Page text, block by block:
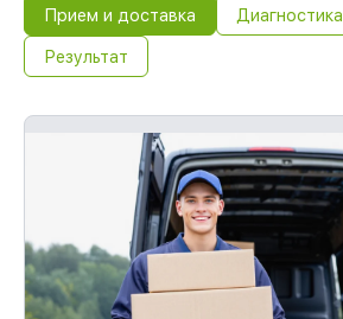
Прием и доставка Диагностика
Результат